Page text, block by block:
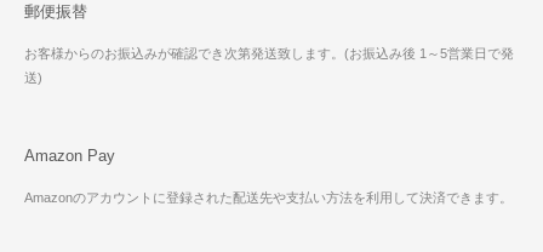
郵便振替
お客様からのお振込みが確認でき次第発送致します。(お振込み後 1～5営業日で発
送)
Amazon Pay
Amazonのアカウントに登録された配送先や支払い方法を利用して決済できます。